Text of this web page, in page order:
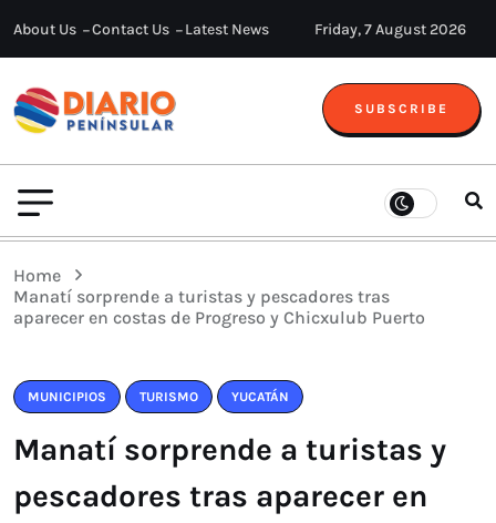
About Us Contact Us Latest News Friday, 7 August 2026
SUBSCRIBE
Home
Manatí sorprende a turistas y pescadores tras
aparecer en costas de Progreso y Chicxulub Puerto
MUNICIPIOS TURISMO YUCATÁN
Manatí sorprende a turistas y
pescadores tras aparecer en